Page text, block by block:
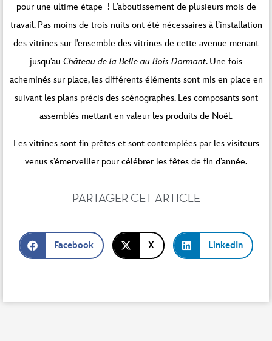
pour une ultime étape ! L’aboutissement de plusieurs mois de
travail. Pas moins de trois nuits ont été nécessaires à l’installation
des vitrines sur l’ensemble des vitrines de cette avenue menant
jusqu’au Château de la Belle au Bois Dormant. Une fois
acheminés sur place, les différents éléments sont mis en place en
suivant les plans précis des scénographes. Les composants sont
assemblés mettant en valeur les produits de Noël.
Les vitrines sont fin prêtes et sont contemplées par les visiteurs
venus s’émerveiller pour célébrer les fêtes de fin d’année.
PARTAGER CET ARTICLE
Facebook X LinkedIn